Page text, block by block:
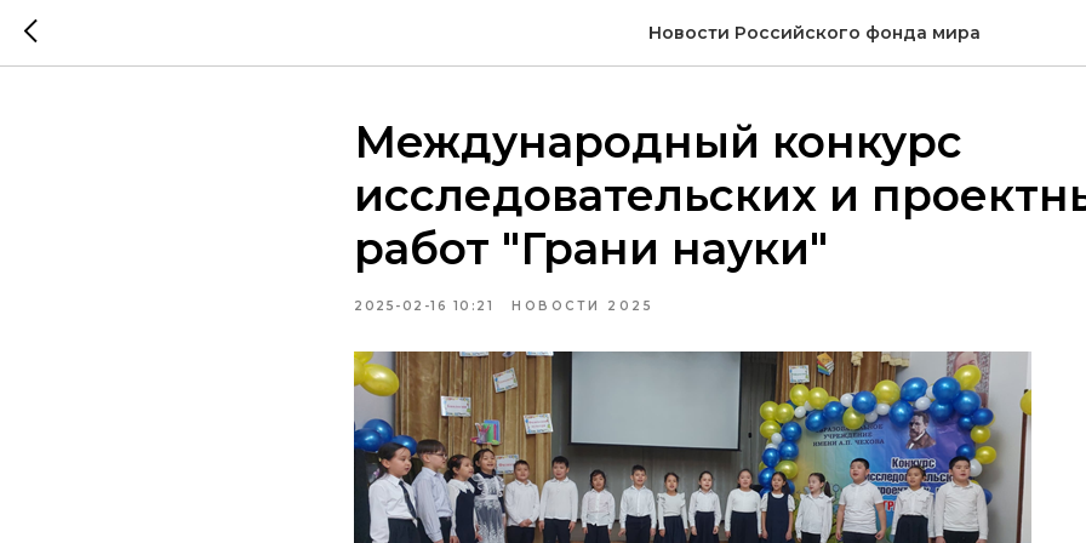
Новости Российского фонда мира
Международный конкурс
исследовательских и
работ "Грани науки"
2025-02-16 10:21 НОВОСТИ 2025